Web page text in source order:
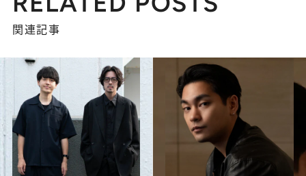
関連記事